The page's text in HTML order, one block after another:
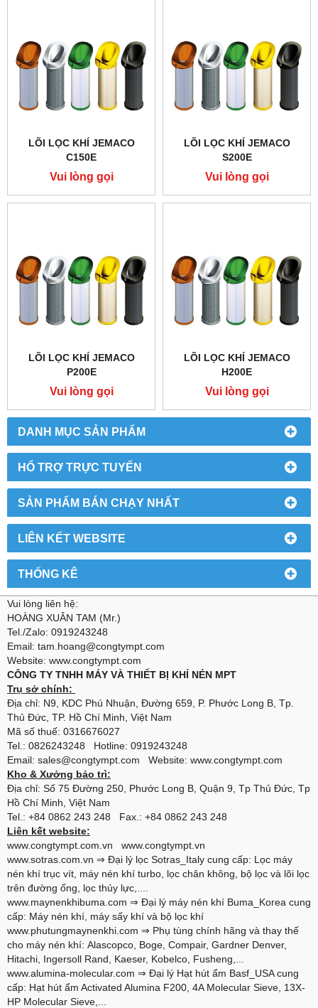
DANH MỤC SẢN PHẨM
HỔ TRỢ TRỰC TUYẾN
SẢN PHẨM BÁN CHẠY NHẤT
LIÊN KẾT WEBSITE
THỐNG KÊ
LÕI LỌC KHÍ JEMACO
C150E
Vui lòng gọi
LÕI LỌC KHÍ JEMACO
S200E
Vui lòng gọi
LÕI LỌC KHÍ JEMACO
P200E
Vui lòng gọi
LÕI LỌC KHÍ JEMACO
H200E
Vui lòng gọi
Vui lòng liên hệ:
HOÀNG XUÂN TAM (Mr.)
Tel./Zalo: 0919243248
Email: tam.hoang@congtympt.com
Website: www.congtympt.com
CÔNG TY TNHH MÁY VÀ THIẾT BỊ KHÍ NÉN MPT
Trụ sở chính:
Địa chỉ: N9, KDC Phú Nhuận, Đường 659, P. Phước Long B, Tp.
Thủ Đức, TP. Hồ Chí Minh, Việt Nam
Mã số thuế: 0316676027
Tel.: 0826243248 Hotline: 0919243248
Email: sales@congtympt.com Website: www.congtympt.com
Kho & Xưởng bảo trì:
Địa chỉ: Số 75 Đường 250, Phước Long B, Quận 9, Tp Thủ Đức, Tp
Hồ Chí Minh, Việt Nam
Tel.: +84 0862 243 248 Fax.: +84 0862 243 248
Liên kết website:
www.congtympt.com.vn
www.congtympt.vn
www.sotras.com.vn ⇒ Đại lý lọc Sotras_Italy cung cấp: Lọc máy
nén khí trục vít, máy nén khí turbo, lọc chân không, bộ lọc và lõi lọc
trên đường ống, lọc thủy lực,....
www.maynenkhibuma.com ⇒ Đại lý máy nén khí Buma_Korea cung
cấp: Máy nén khí, máy sấy khí và bộ lọc khí
www.phutungmaynenkhi.com ⇒ Phụ tùng chính hãng và thay thế
cho máy nén khí: Alascopco, Boge, Compair, Gardner Denver,
Hitachi, Ingersoll Rand, Kaeser, Kobelco, Fusheng,...
www.alumina-molecular.com ⇒ Đại lý Hạt hút ẩm Basf_USA cung
cấp: Hạt hút ẩm Activated Alumina F200, 4A Molecular Sieve, 13X-
HP Molecular Sieve,...